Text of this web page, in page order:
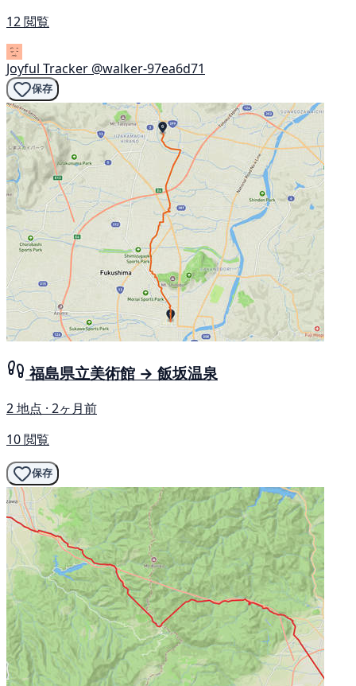
12 閲覧
Joyful Tracker @walker-97ea6d71
保存
福島県立美術館 → 飯坂温泉
2 地点 · 2ヶ月前
10 閲覧
保存